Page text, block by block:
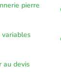
pierre
au devis